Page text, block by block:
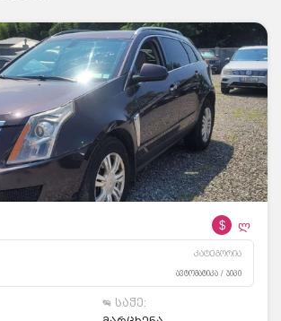
$ ლ
კატეგორია
ავტომატიკა / ჯიპი
საჭე: